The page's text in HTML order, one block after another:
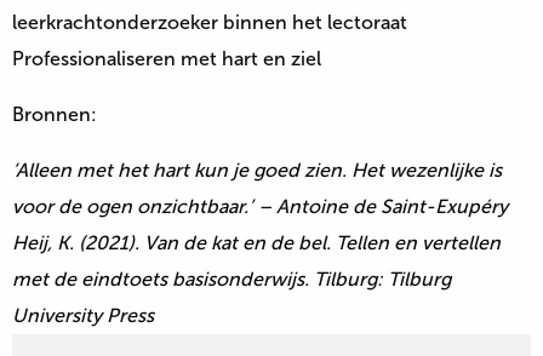
leerkrachtonderzoeker binnen het lectoraat
Professionaliseren met hart en ziel
Bronnen:
‘Alleen met het hart kun je goed zien. Het wezenlijke is
voor de ogen onzichtbaar.’ – Antoine de Saint-Exupéry
Heij, K. (2021). Van de kat en de bel. Tellen en vertellen
met de eindtoets basisonderwijs. Tilburg: Tilburg
University Press